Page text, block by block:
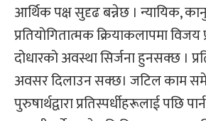
आर्थिक पक्ष सुदृढ बन्नेछ । न्यायिक,
प्रतियोगितात्मक क्रियाकलापमा विजय
दोधारको अवस्था सिर्जना हुनसक्छ ।
अवसर दिलाउन सक्छ। जटिल काम
पुरुषार्थद्वारा प्रतिस्पर्धीहरूलाई पछि